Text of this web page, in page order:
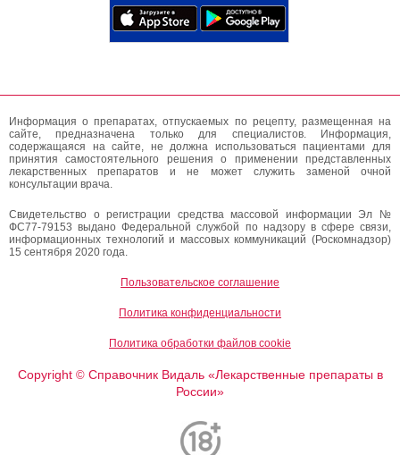
Информация о препаратах, отпускаемых по рецепту, размещенная на
сайте, предназначена только для специалистов. Информация,
содержащаяся на сайте, не должна использоваться пациентами для
принятия самостоятельного решения о применении представленных
лекарственных препаратов и не может служить заменой очной
консультации врача.
Свидетельство о регистрации средства массовой информации Эл №
ФС77-79153 выдано Федеральной службой по надзору в сфере связи,
информационных технологий и массовых коммуникаций (Роскомнадзор)
15 сентября 2020 года.
Пользовательское соглашение
Политика конфиденциальности
Политика обработки файлов cookie
Copyright ©Справочник Видаль «Лекарственные препараты в
России»